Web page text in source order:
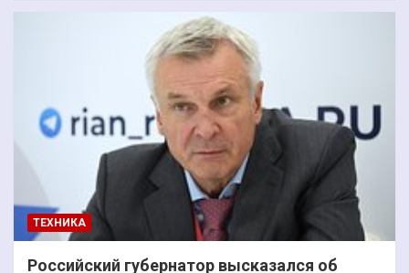
ТЕХНИКА
Российский губернатор высказался об